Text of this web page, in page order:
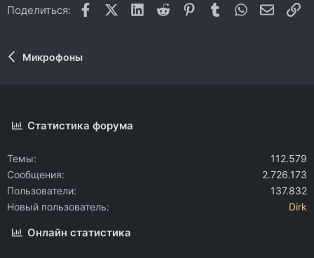
Поделиться: FacebookX (Twitter)
LinkedIn
Reddit Pinterest
Tumblr WhatsApp
Микрофоны
Статистика форума
Темы
112.579
Сообщения
2.726.173
Пользователи
137.832
Новый пользователь
Dirk
Онлайн статистика